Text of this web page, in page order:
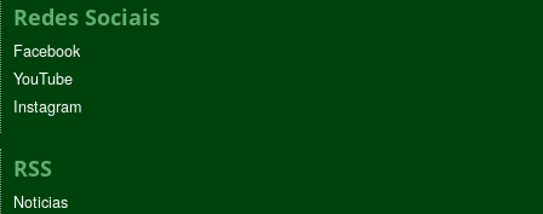
Redes Sociais
Facebook
YouTube
Instagram
RSS
Noticias